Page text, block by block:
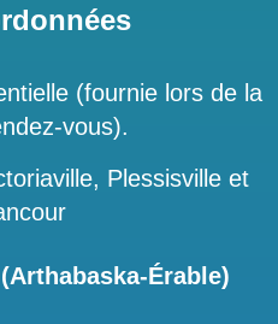
(fournie lors de la
vous).
Plessisville et
Érable)